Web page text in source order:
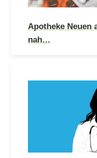
Apotheke Neuen
nah…